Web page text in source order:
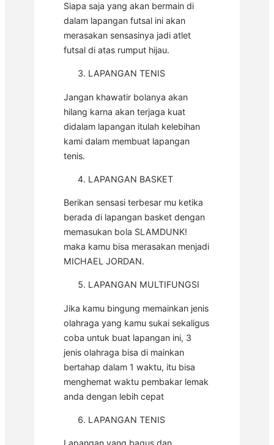
Siapa saja yang akan bermain di
dalam lapangan futsal ini akan
merasakan sensasinya jadi atlet
futsal di atas rumput hijau.
LAPANGAN TENIS
Jangan khawatir bolanya akan
hilang karna akan terjaga kuat
didalam lapangan itulah kelebihan
kami dalam membuat lapangan
tenis.
LAPANGAN BASKET
Berikan sensasi terbesar mu ketika
berada di lapangan basket dengan
memasukan bola SLAMDUNK!
maka kamu bisa merasakan menjadi
MICHAEL JORDAN.
LAPANGAN MULTIFUNGSI
Jika kamu bingung memainkan jenis
olahraga yang kamu sukai sekaligus
coba untuk buat lapangan ini, 3
jenis olahraga bisa di mainkan
bertahap dalam 1 waktu, itu bisa
menghemat waktu pembakar lemak
anda dengan lebih cepat
LAPANGAN TENIS
Lapangan yang bagus dan